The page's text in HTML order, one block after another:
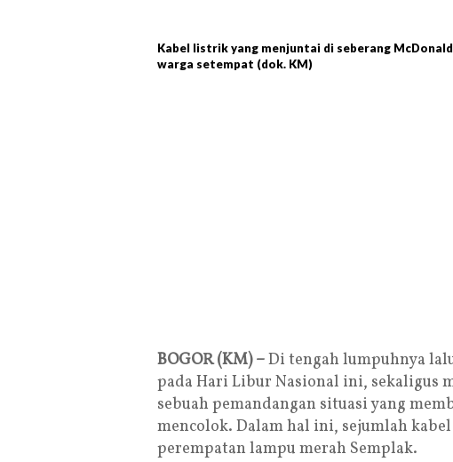
Kabel listrik yang menjuntai di seberang
warga setempat (dok. KM)
BOGOR (KM) –Di tengah lumpuhnya
pada Hari Libur Nasional ini, sekaligus
sebuah pemandangan situasi yang
mencolok. Dalam hal ini, sejumlah
perempatan lampu merah Semplak.